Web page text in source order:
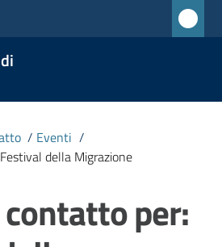
/ Eventi /
della Migrazione
per: